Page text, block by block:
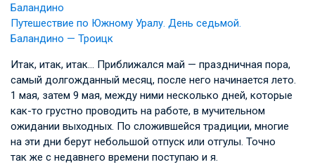
Баландино
Путешествие по Южному Уралу. День седьмой.
Баландино — Троицк
Итак, итак, итак… Приближался май — праздничная пора,
самый долгожданный месяц, после него начинается лето.
1 мая, затем 9 мая, между ними несколько дней, которые
как-то грустно проводить на работе, в мучительном
ожидании выходных. По сложившейся традиции, многие
на эти дни берут небольшой отпуск или отгулы. Точно
так же с недавнего времени поступаю и я.